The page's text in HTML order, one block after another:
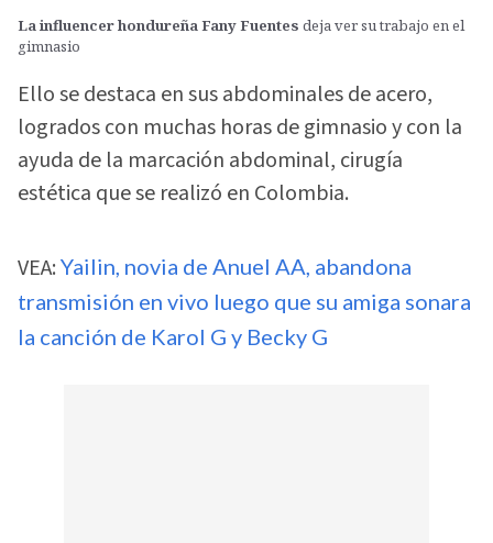
La influencer hondureña Fany Fuentes deja ver su trabajo en el
gimnasio
Ello se destaca en sus abdominales de acero,
logrados con muchas horas de gimnasio y con la
ayuda de la marcación abdominal, cirugía
estética que se realizó en Colombia.
VEA: Yailin, novia de Anuel AA, abandona
transmisión en vivo luego que su amiga sonara
la canción de Karol G y Becky G